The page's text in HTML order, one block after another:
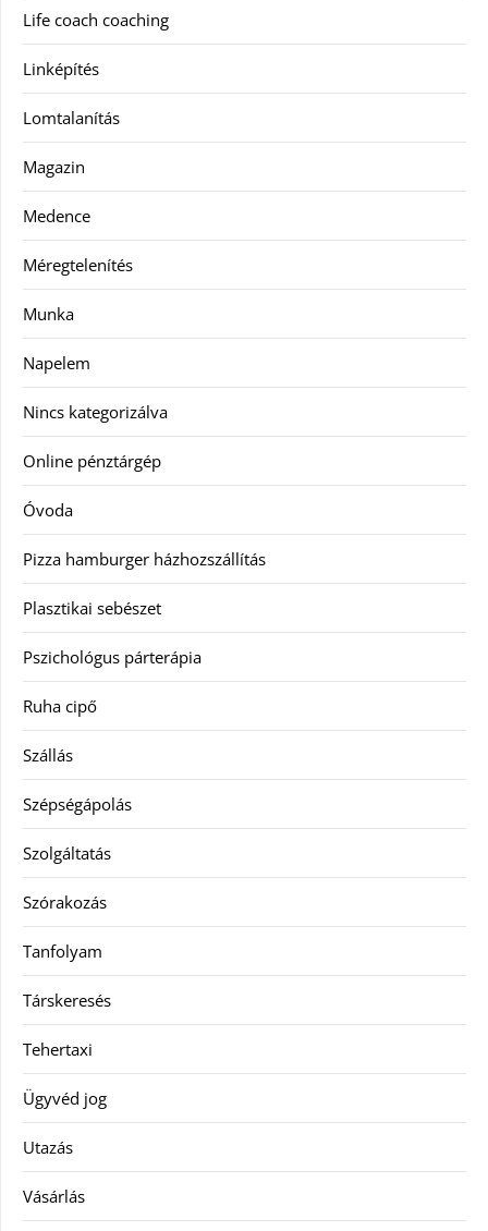
Life coach coaching
Linképítés
Lomtalanítás
Magazin
Medence
Méregtelenítés
Munka
Napelem
Nincs kategorizálva
Online pénztárgép
Óvoda
Pizza hamburger házhozszállítás
Plasztikai sebészet
Pszichológus párterápia
Ruha cipő
Szállás
Szépségápolás
Szolgáltatás
Szórakozás
Tanfolyam
Társkeresés
Tehertaxi
Ügyvéd jog
Utazás
Vásárlás